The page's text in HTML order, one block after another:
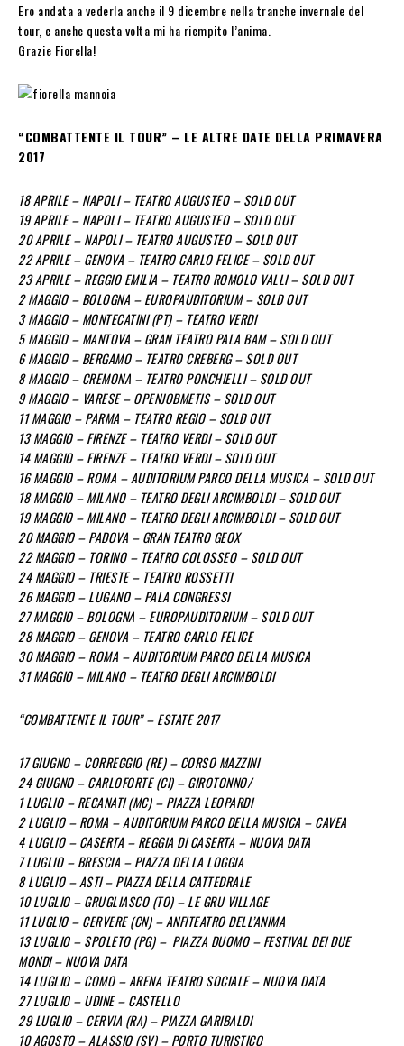
Ero andata a vederla anche il 9 dicembre nella tranche invernale del
tour, e anche questa volta mi ha riempito l’anima.
Grazie Fiorella!
“COMBATTENTE IL TOUR” – LE ALTRE DATE DELLA PRIMAVERA
2017
18 APRILE – NAPOLI – TEATRO AUGUSTEO – SOLD OUT
19 APRILE – NAPOLI – TEATRO AUGUSTEO – SOLD OUT
20 APRILE – NAPOLI – TEATRO AUGUSTEO – SOLD OUT
22 APRILE – GENOVA – TEATRO CARLO FELICE – SOLD OUT
23 APRILE – REGGIO EMILIA – TEATRO ROMOLO VALLI – SOLD OUT
2 MAGGIO – BOLOGNA – EUROPAUDITORIUM – SOLD OUT
3 MAGGIO – MONTECATINI (PT) – TEATRO VERDI
5 MAGGIO – MANTOVA – GRAN TEATRO PALA BAM – SOLD OUT
6 MAGGIO – BERGAMO – TEATRO CREBERG – SOLD OUT
8 MAGGIO – CREMONA – TEATRO PONCHIELLI – SOLD OUT
9 MAGGIO – VARESE – OPENJOBMETIS – SOLD OUT
11 MAGGIO – PARMA – TEATRO REGIO – SOLD OUT
13 MAGGIO – FIRENZE – TEATRO VERDI – SOLD OUT
14 MAGGIO – FIRENZE – TEATRO VERDI – SOLD OUT
16 MAGGIO – ROMA – AUDITORIUM PARCO DELLA MUSICA – SOLD OUT
18 MAGGIO – MILANO – TEATRO DEGLI ARCIMBOLDI – SOLD OUT
19 MAGGIO – MILANO – TEATRO DEGLI ARCIMBOLDI – SOLD OUT
20 MAGGIO – PADOVA – GRAN TEATRO GEOX
22 MAGGIO – TORINO – TEATRO COLOSSEO – SOLD OUT
24 MAGGIO – TRIESTE – TEATRO ROSSETTI
26 MAGGIO – LUGANO – PALA CONGRESSI
27 MAGGIO – BOLOGNA – EUROPAUDITORIUM – SOLD OUT
28 MAGGIO – GENOVA – TEATRO CARLO FELICE
30 MAGGIO – ROMA – AUDITORIUM PARCO DELLA MUSICA
31 MAGGIO – MILANO – TEATRO DEGLI ARCIMBOLDI
“COMBATTENTE IL TOUR” – ESTATE 2017
17 GIUGNO – CORREGGIO (RE) – CORSO MAZZINI
24 GIUGNO – CARLOFORTE (CI) – GIROTONNO/
1 LUGLIO – RECANATI (MC) – PIAZZA LEOPARDI
2 LUGLIO – ROMA – AUDITORIUM PARCO DELLA MUSICA – CAVEA
4 LUGLIO – CASERTA – REGGIA DI CASERTA – NUOVA DATA
7 LUGLIO – BRESCIA – PIAZZA DELLA LOGGIA
8 LUGLIO – ASTI – PIAZZA DELLA CATTEDRALE
10 LUGLIO – GRUGLIASCO (TO) – LE GRU VILLAGE
11 LUGLIO – CERVERE (CN) – ANFITEATRO DELL’ANIMA
13 LUGLIO – SPOLETO (PG) – PIAZZA DUOMO – FESTIVAL DEI DUE
MONDI – NUOVA DATA
14 LUGLIO – COMO – ARENA TEATRO SOCIALE – NUOVA DATA
27 LUGLIO – UDINE – CASTELLO
29 LUGLIO – CERVIA (RA) – PIAZZA GARIBALDI
10 AGOSTO – ALASSIO (SV) – PORTO TURISTICO